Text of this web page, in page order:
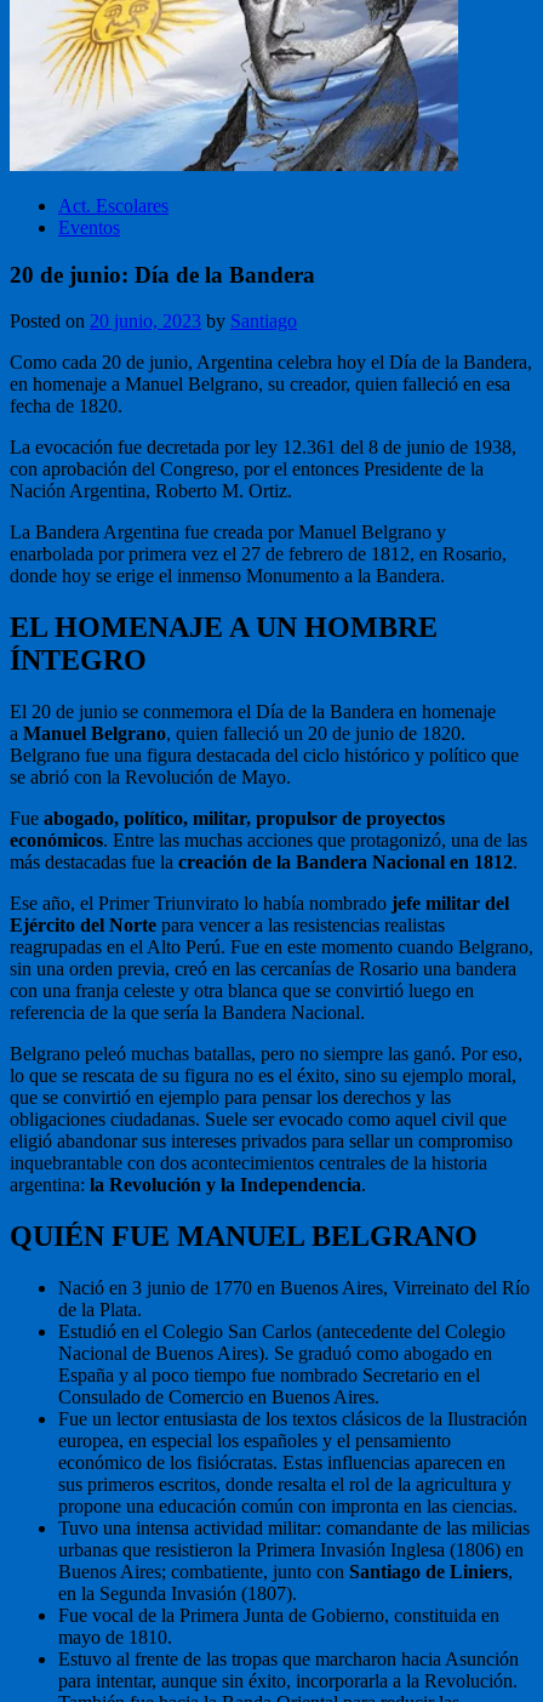
Act. Escolares
Eventos
20 de junio: Día de la Bandera
Posted on 20 junio, 2023 by Santiago
Como cada 20 de junio, Argentina celebra hoy el Día de la Bandera,
en homenaje a Manuel Belgrano, su creador, quien falleció en esa
fecha de 1820.
La evocación fue decretada por ley 12.361 del 8 de junio de 1938,
con aprobación del Congreso, por el entonces Presidente de la
Nación Argentina, Roberto M. Ortiz.
La Bandera Argentina fue creada por Manuel Belgrano y
enarbolada por primera vez el 27 de febrero de 1812, en Rosario,
donde hoy se erige el inmenso Monumento a la Bandera.
EL HOMENAJE A UN HOMBRE
ÍNTEGRO
El 20 de junio se conmemora el Día de la Bandera en homenaje
a Manuel Belgrano, quien falleció un 20 de junio de 1820.
Belgrano fue una figura destacada del ciclo histórico y político que
se abrió con la Revolución de Mayo.
Fue abogado, político, militar, propulsor de proyectos
económicos. Entre las muchas acciones que protagonizó, una de las
más destacadas fue la creación de la Bandera Nacional en 1812.
Ese año, el Primer Triunvirato lo había nombrado jefe militar del
Ejército del Norte para vencer a las resistencias realistas
reagrupadas en el Alto Perú. Fue en este momento cuando Belgrano,
sin una orden previa, creó en las cercanías de Rosario una bandera
con una franja celeste y otra blanca que se convirtió luego en
referencia de la que sería la Bandera Nacional.
Belgrano peleó muchas batallas, pero no siempre las ganó. Por eso,
lo que se rescata de su figura no es el éxito, sino su ejemplo moral,
que se convirtió en ejemplo para pensar los derechos y las
obligaciones ciudadanas. Suele ser evocado como aquel civil que
eligió abandonar sus intereses privados para sellar un compromiso
inquebrantable con dos acontecimientos centrales de la historia
argentina: la Revolución y la Independencia.
QUIÉN FUE MANUEL BELGRANO
Nació en 3 junio de 1770 en Buenos Aires, Virreinato del Río
de la Plata.
Estudió en el Colegio San Carlos (antecedente del Colegio
Nacional de Buenos Aires). Se graduó como abogado en
España y al poco tiempo fue nombrado Secretario en el
Consulado de Comercio en Buenos Aires.
Fue un lector entusiasta de los textos clásicos de la Ilustración
europea, en especial los españoles y el pensamiento
económico de los fisiócratas. Estas influencias aparecen en
sus primeros escritos, donde resalta el rol de la agricultura y
propone una educación común con impronta en las ciencias.
Tuvo una intensa actividad militar: comandante de las milicias
urbanas que resistieron la Primera Invasión Inglesa (1806) en
Buenos Aires; combatiente, junto con Santiago de Liniers,
en la Segunda Invasión (1807).
Fue vocal de la Primera Junta de Gobierno, constituida en
mayo de 1810.
Estuvo al frente de las tropas que marcharon hacia Asunción
para intentar, aunque sin éxito, incorporarla a la Revolución.